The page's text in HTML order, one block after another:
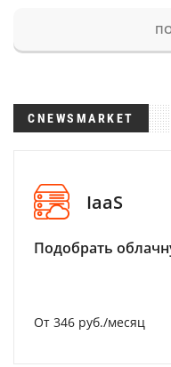
CNEWSMARKET
IaaS
Подобрать
От 346 руб./месяц